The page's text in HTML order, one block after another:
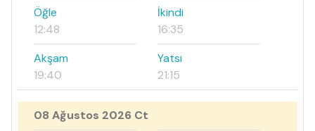
Öğle
12:48
İkindi
16:35
Akşam
19:40
Yatsı
21:15
08 Ağustos 2026 Ct